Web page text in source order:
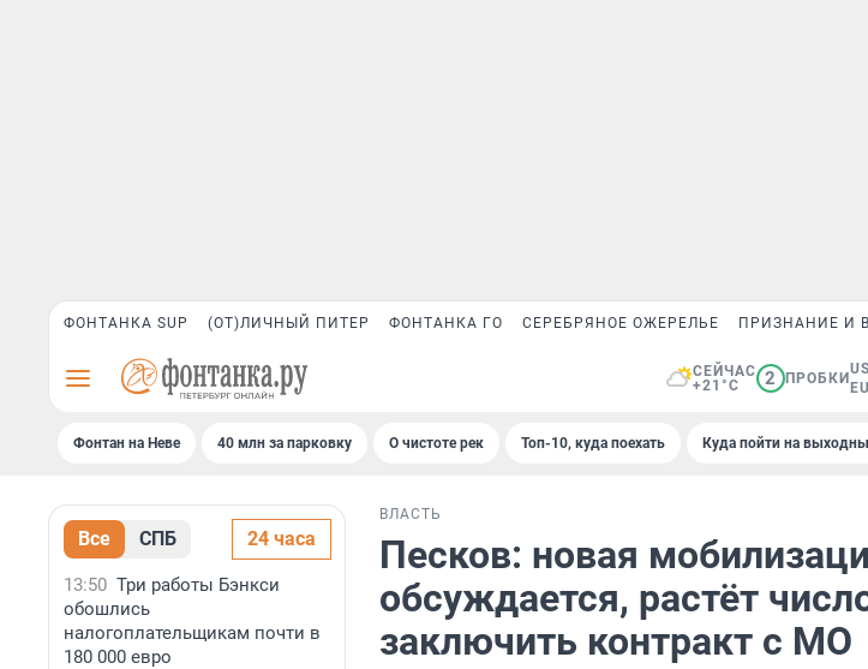
ФОНТАНКА SUP (ОТ)ЛИЧНЫЙ ПИТЕР ФОНТАНКА ГО СЕРЕБРЯНОЕ ОЖЕРЕЛЬЕ ПРИЗНАНИЕ И
СЕЙЧАС
+21°C
2 ПРОБКИ
Фонтан на Неве 40 млн за парковку О чистоте рек Топ-10, куда поехать Куда пойти на
Все СПБ 24 часа
13:50 Три работы Бэнкси
обошлись
налогоплательщикам почти в
180 000 евро
ВЛАСТЬ
Песков: новая
обсуждается, растёт
заключить контракт с МО